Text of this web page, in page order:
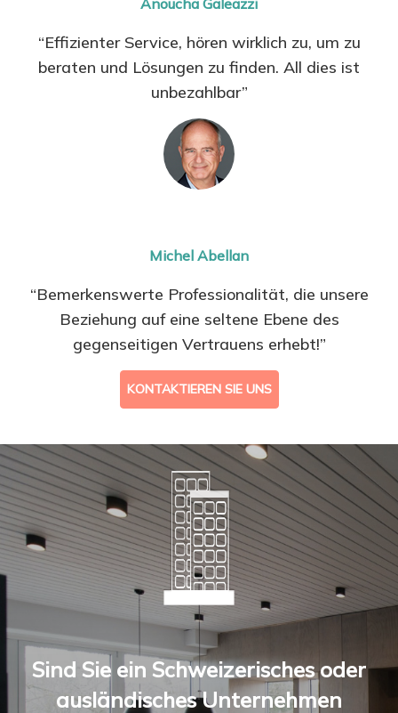
“Effizienter Service, hören wirklich zu, um zu
beraten und Lösungen zu finden. All dies ist
unbezahlbar”
Michel Abellan
“Bemerkenswerte Professionalität, die unsere
Beziehung auf eine seltene Ebene des
gegenseitigen Vertrauens erhebt!”
KONTAKTIEREN SIE UNS
Sind Sie ein Schweizerisches oder
ausländisches Unternehmen